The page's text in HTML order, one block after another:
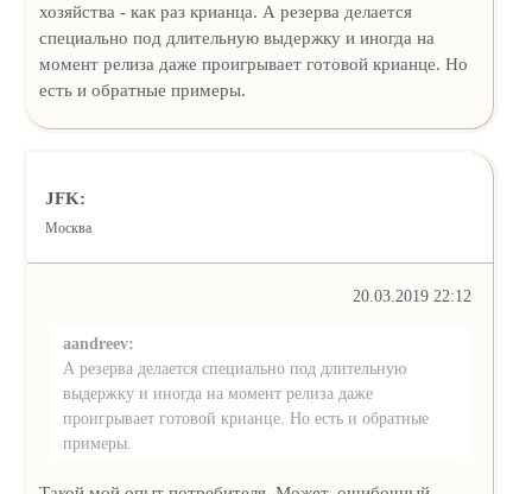
хозяйства - как раз крианца. А резерва делается
специально под длительную выдержку и иногда на
момент релиза даже проигрывает готовой крианце. Но
есть и обратные примеры.
JFK:
Москва
20.03.2019 22:12
aandreev:
А резерва делается специально под длительную
выдержку и иногда на момент релиза даже
проигрывает готовой крианце. Но есть и обратные
примеры.